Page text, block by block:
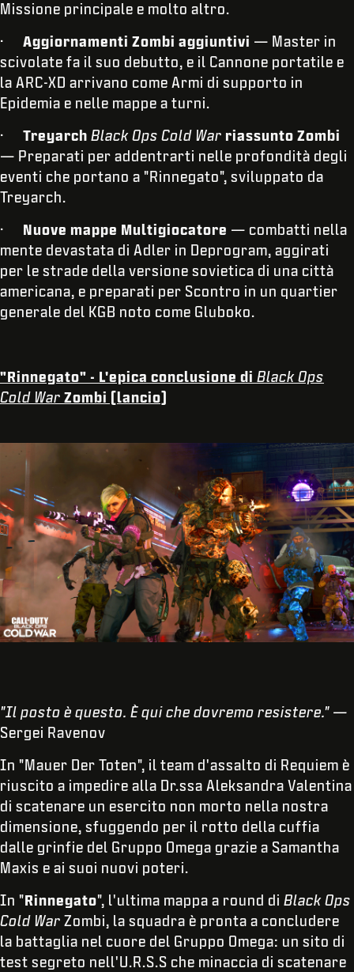
Missione principale e molto altro.
· Aggiornamenti Zombi aggiuntivi — Master in
scivolate fa il suo debutto, e il Cannone portatile e
la ARC-XD arrivano come Armi di supporto in
Epidemia e nelle mappe a turni.
· Treyarch Black Ops Cold War riassunto Zombi
— Preparati per addentrarti nelle profondità degli
eventi che portano a "Rinnegato", sviluppato da
Treyarch.
· Nuove mappe Multigiocatore — combatti nella
mente devastata di Adler in Deprogram, aggirati
per le strade della versione sovietica di una città
americana, e preparati per Scontro in un quartier
generale del KGB noto come Gluboko.
"Rinnegato" - L'epica conclusione di Black Ops
Cold War Zombi (lancio)
"Il posto è questo. È qui che dovremo resistere." —
Sergei Ravenov
In "Mauer Der Toten", il team d'assalto di Requiem è
riuscito a impedire alla Dr.ssa Aleksandra Valentina
di scatenare un esercito non morto nella nostra
dimensione, sfuggendo per il rotto della cuffia
dalle grinfie del Gruppo Omega grazie a Samantha
Maxis e ai suoi nuovi poteri.
In "Rinnegato", l'ultima mappa a round di Black Ops
Cold War Zombi, la squadra è pronta a concludere
la battaglia nel cuore del Gruppo Omega: un sito di
test segreto nell'U.R.S.S che minaccia di scatenare